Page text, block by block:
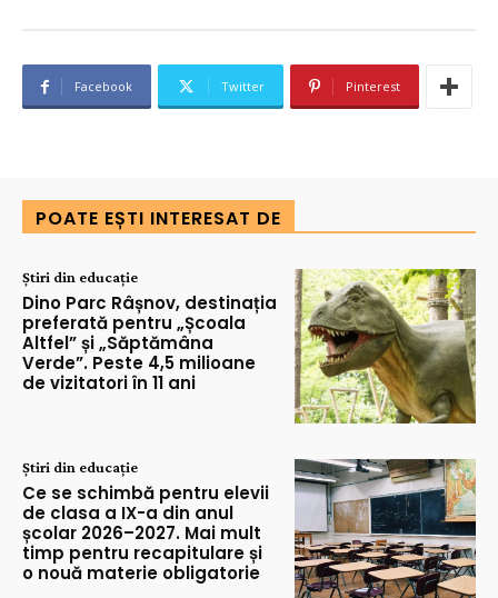
Facebook Twitter Pinterest
POATE EȘTI INTERESAT DE
Știri din educație
Dino Parc Râșnov, destinația
preferată pentru „Școala
Altfel” și „Săptămâna
Verde”. Peste 4,5 milioane
de vizitatori în 11 ani
Știri din educație
Ce se schimbă pentru elevii
de clasa a IX-a din anul
școlar 2026–2027. Mai mult
timp pentru recapitulare și
o nouă materie obligatorie